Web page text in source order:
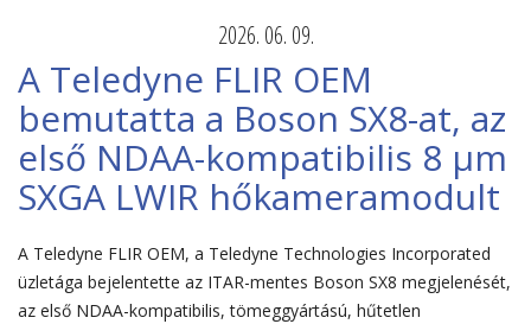
2026. 06. 09.
A Teledyne FLIR OEM
bemutatta a Boson SX8-at, az
első NDAA-kompatibilis 8 μm
SXGA LWIR hőkameramodult
A Teledyne FLIR OEM, a Teledyne Technologies Incorporated
üzletága bejelentette az ITAR-mentes Boson SX8 megjelenését,
az első NDAA-kompatibilis, tömeggyártású, hűtetlen